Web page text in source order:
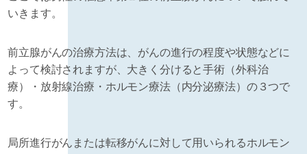
いきます。
前立腺がんの治療方法は、がんの進行の程度や状態などに
よって検討されますが、大きく分けると手術（外科治
療）・放射線治療・ホルモン療法（内分泌療法）の３つで
す。
局所進行がんまたは転移がんに対して用いられるホルモン